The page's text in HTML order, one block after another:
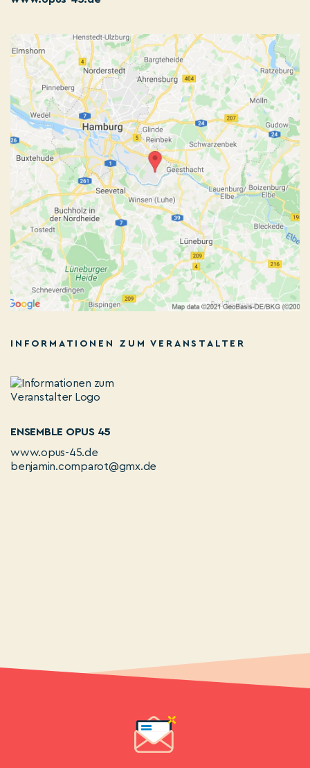
INFORMATIONEN ZUM VERANSTALTER
ENSEMBLE OPUS 45
www.opus-45.de
benjamin.comparot@gmx.de